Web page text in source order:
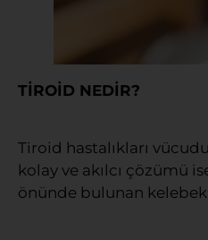
TİROİD NEDİR?
Tiroid hastalıkları
kolay ve akılcı çözümü
önünde bulunan